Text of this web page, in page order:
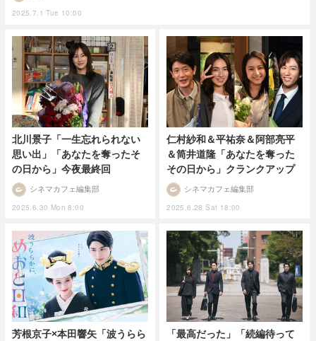
2025.7.1 Tue 10:00
北川景子「一生忘れられない
思い出」「あなたを奪ったそ
の日から」今夜最終回
2025.6.30 Mon 8:00
シネマカフェ編集部
仁村紗和＆平祐奈＆阿部亮平
＆筒井道隆「あなたを奪った
その日から」クランクアップ
2025.6.28 Sat 18:00
シネマカフェ編集部
芳根京子×本田響矢「波うらら
「最高だった」「続編待って